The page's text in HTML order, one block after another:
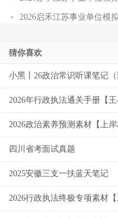
2026启禾江苏事业单位模
猜你喜欢
小黑丨26政治常识听课笔记（
2026年行政执法通关手册【王
2026政治素养预测素材【上岸
四川省考面试真题
2025安徽三支一扶蓝天笔记
2026行政执法终极专项素材【